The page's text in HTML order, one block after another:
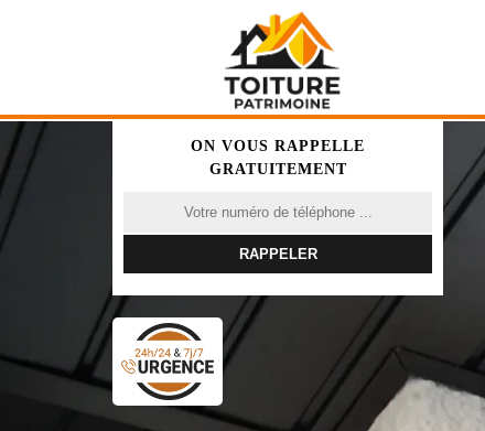
ON VOUS RAPPELLE
GRATUITEMENT